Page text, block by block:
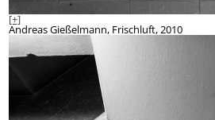
[+]
Andreas Gießelmann, Frischluft, 2010